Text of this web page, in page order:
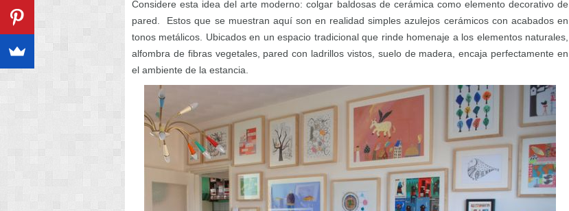
Considere esta idea del arte moderno: colgar baldosas de cerámica como elemento decorativo de
pared. Estos que se muestran aquí son en realidad simples azulejos cerámicos con acabados en
tonos metálicos. Ubicados en un espacio tradicional que rinde homenaje a los elementos naturales,
alfombra de fibras vegetales, pared con ladrillos vistos, suelo de madera, encaja perfectamente en
el ambiente de la estancia.